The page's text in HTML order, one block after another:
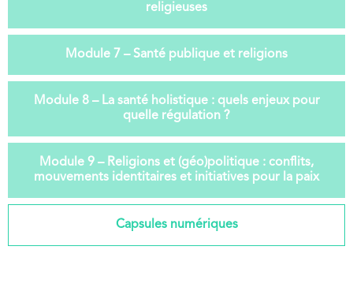
religieuses
Module 7 – Santé publique et religions
Module 8 – La santé holistique : quels enjeux pour
quelle régulation ?
Module 9 – Religions et (géo)politique : conflits,
mouvements identitaires et initiatives pour la paix
Capsules numériques